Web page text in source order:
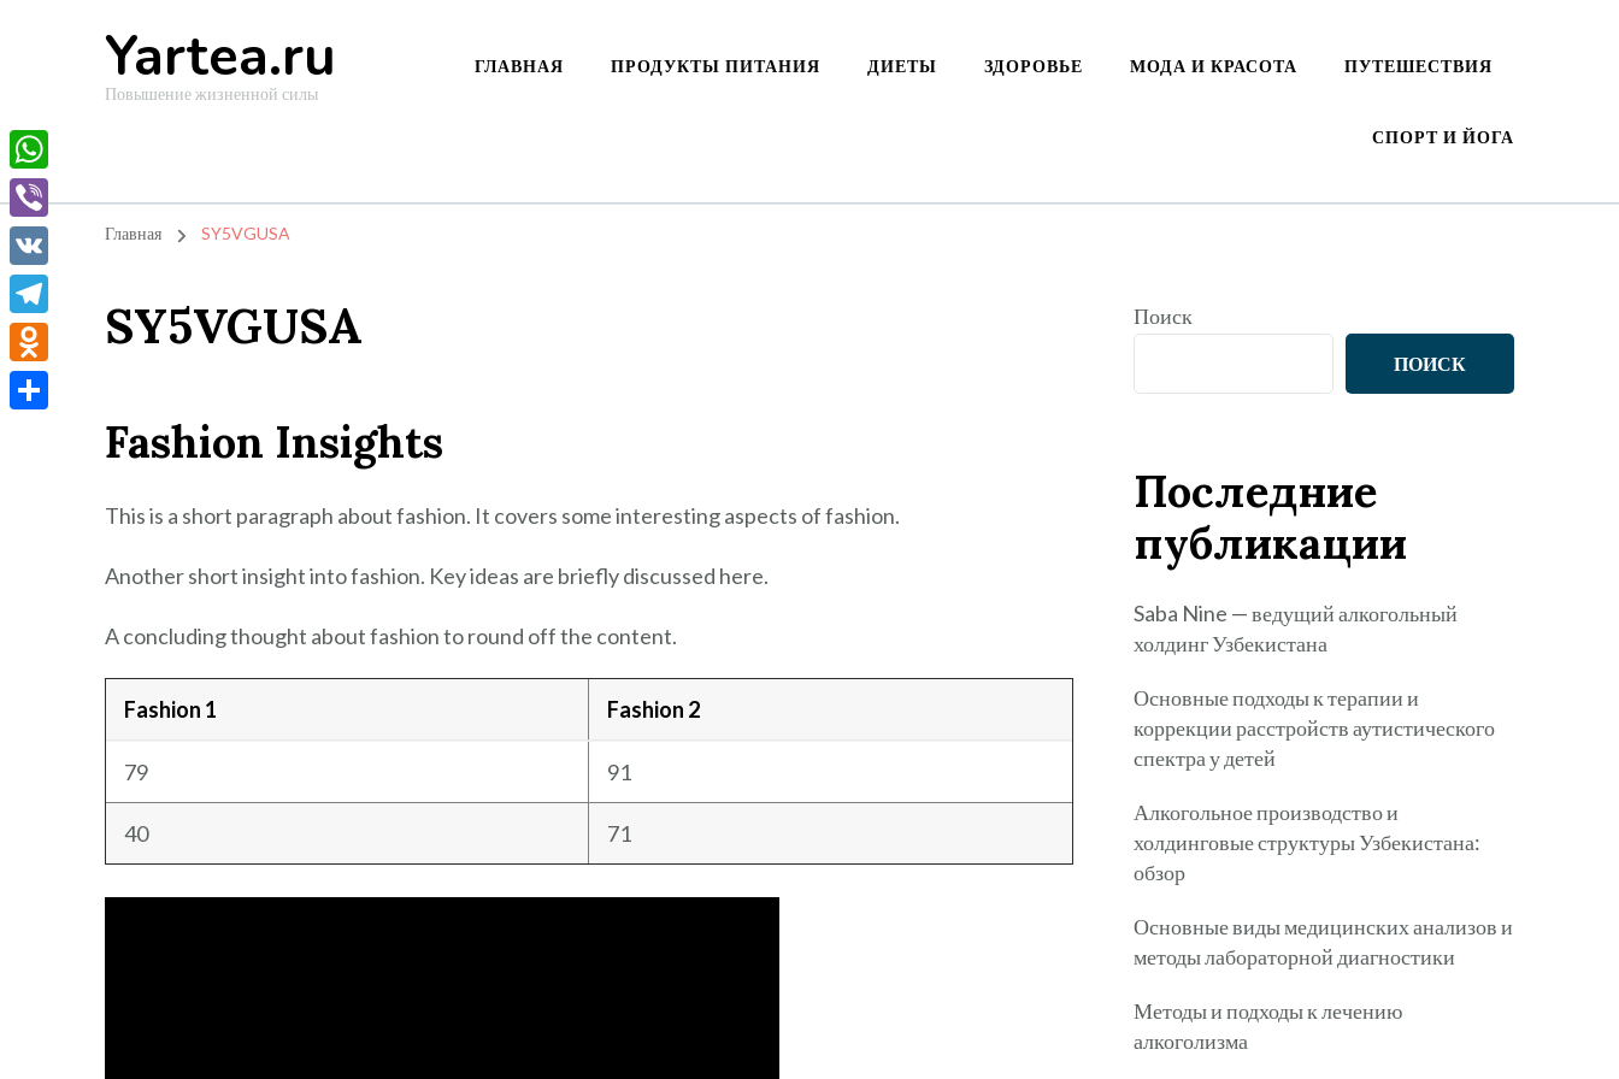
Yartea.ru
Повышение жизненной силы
ГЛАВНАЯ ПРОДУКТЫ ПИТАНИЯ ДИЕТЫ ЗДОРОВЬЕ МОДА И КРАСОТА ПУТЕШЕСТВИЯ
СПОРТ И ЙОГА
Главная SY5VGUSA
SY5VGUSA
Fashion Insights
This is a short paragraph about fashion. It covers some interesting aspects of fashion.
Another short insight into fashion. Key ideas are briefly discussed here.
A concluding thought about fashion to round off the content.
Fashion 1 Fashion 2
79 91
40 71
Поиск
ПОИСК
Последние
публикации
Saba Nine — ведущий алкогольный
холдинг Узбекистана
Основные подходы к терапии и
коррекции расстройств аутистического
спектра у детей
Алкогольное производство и
холдинговые структуры Узбекистана:
обзор
Основные виды медицинских анализов и
методы лабораторной диагностики
Методы и подходы к лечению
алкоголизма
WhatsApp
Viber
VK
Telegram
Odnoklassniki
Отправить